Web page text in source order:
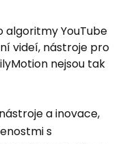
YouTube
videí, nástroje pro
nejsou tak
a inovace,
s